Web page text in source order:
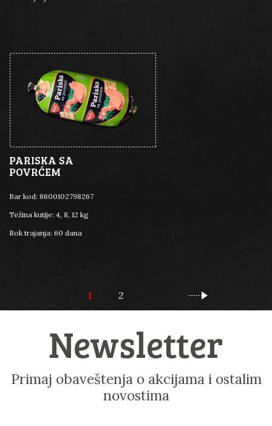
PARISKA SA
POVRĆEM
Bar kod: 8600102798267
Težina kutije: 4, 8, 12 kg
Rok trajanja: 60 dana
1 2
Newsletter
Primaj obaveštenja o akcijama i ostalim
novostima